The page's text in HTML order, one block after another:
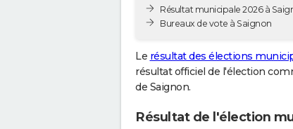
Résultat municipale 2026 à
Bureaux de vote à Saignon
Le résultat des élections
résultat officiel de l'élection
de Saignon.
Résultat de l'élection